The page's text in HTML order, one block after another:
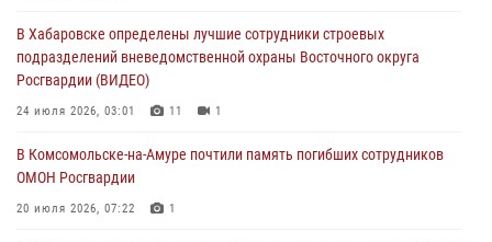
29 июля 2026, 02:51
За прошедшую неделю в Хабаровском крае росгвардейцы провели
свыше 120 проверок условий хранения оружия
В Хабаровске при силовой поддержке спецназа Росгвардии
пресечена деятельность преступной группы, организовавшей сеть
В Хабаровске определены лучшие сотрудники строевых
подразделений вневедомственной охраны Восточного округа
Росгвардии (ВИДЕО)
24 июля 2026, 03:01 11 1
В Комсомольске-на-Амуре почтили память погибших сотрудников
ОМОН Росгвардии
20 июля 2026, 07:22 1